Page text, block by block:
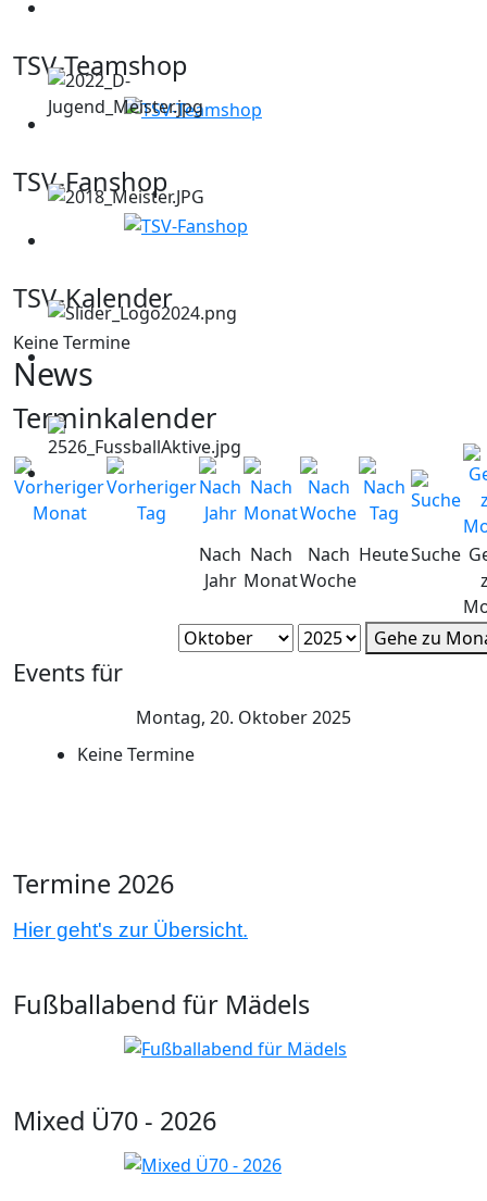
TSV-Teamshop
TSV-Fanshop
TSV-Kalender
Keine Termine
News
Terminkalender
Nach
Jahr
Nach
Monat
Nach
Woche
HeuteSuche
Gehe zu
Events für
Montag, 20. Oktober 2025
Keine Termine
Termine 2026
Hier geht's zur Übersicht.
Fußballabend für Mädels
Mixed Ü70 - 2026